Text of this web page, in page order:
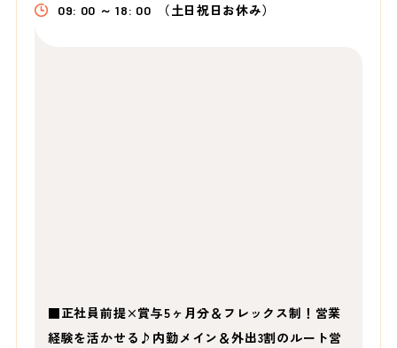
09: 00 ～ 18: 00 （土日祝日お休み）
■正社員前提×賞与5ヶ月分＆フレックス制！営業
経験を活かせる♪内勤メイン＆外出3割のルート営